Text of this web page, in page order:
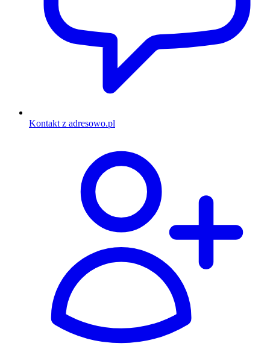
Kontakt z adresowo.pl